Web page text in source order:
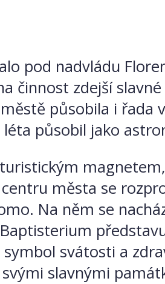
pod nadvládu
činnost zdejší
působila i řada
působil jako
města se
Na něm se
svátosti a
slavnými